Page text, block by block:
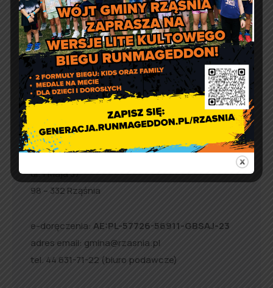
Artur Ruka Comment off
Filmowe Lato z Gminą Rząśnia.
Co obejrzeć?
Kontakt
Urząd Gminy w Rząśni
ul. 1 Maja 37
98 – 332 Rząśnia
e-doręczenia: AE:PL-57726-56911-GBSAJ-23
adres email: gmina@rzasnia.pl
tel. 44 631-71-22 (biuro podawcze)